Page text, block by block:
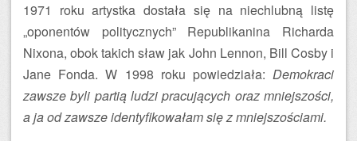
1971 roku artystka dostała się na niechlubną listę
„oponentów politycznych” Republikanina Richarda
Nixona, obok takich sław jak John Lennon, Bill Cosby i
Jane Fonda. W 1998 roku powiedziała: Demokraci
zawsze byli partią ludzi pracujących oraz mniejszości,
a ja od zawsze identyfikowałam się z mniejszościami.